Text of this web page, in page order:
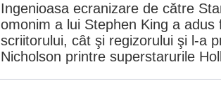
Ingenioasa ecranizare de către
omonim a lui Stephen King a adus
scriitorului, cât şi regizorului şi l-a
Nicholson printre superstarurile